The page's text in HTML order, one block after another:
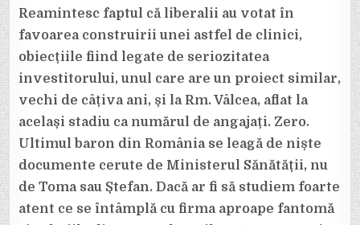
Reamintesc faptul că liberalii au votat în
favoarea construirii unei astfel de clinici,
obiecțiile fiind legate de seriozitatea
investitorului, unul care are un proiect similar,
vechi de câțiva ani, și la Rm. Vâlcea, aflat la
același stadiu ca numărul de angajați. Zero.
Ultimul baron din România se leagă de niște
documente cerute de Ministerul Sănătății, nu
de Toma sau Ștefan. Dacă ar fi să studiem foarte
atent ce se întâmplă cu firma aproape fantomă